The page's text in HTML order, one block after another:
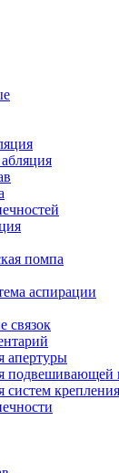
помпа
аспирации
связок
апертуры
подвешивающей
систем крепления